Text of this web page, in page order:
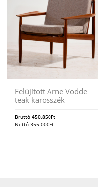
Felújított Arne Vodde
teak karosszék
Bruttó 450.850Ft
Nettó 355.000Ft